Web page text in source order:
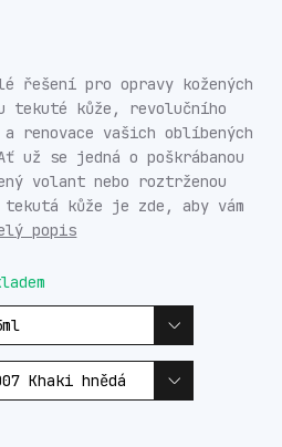
řešení pro opravy kožených
tekuté kůže, revolučního
renovace vašich oblíbených
už se jedná o poškrábanou
volant nebo roztrženou
tekutá kůže je zde, aby vám
popis